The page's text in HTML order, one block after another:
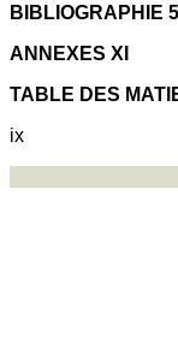
BIBLIOGRAPHIE
ANNEXES XI
TABLE DES
ix